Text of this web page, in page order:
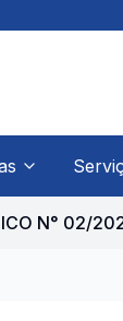
N° 02/